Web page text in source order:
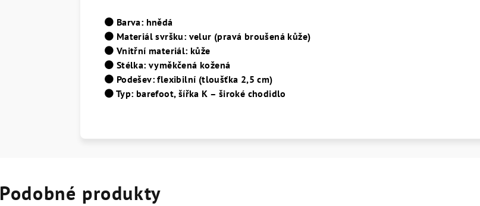
🟤 Barva: hnědá
🟤 Materiál svršku: velur (pravá broušená kůže)
🟤 Vnitřní materiál: kůže
🟤 Stélka: vyměkčená kožená
🟤 Podešev: flexibilní (tloušťka 2,5 cm)
🟤 Typ: barefoot, šířka K – široké chodidlo
Podobné produkty